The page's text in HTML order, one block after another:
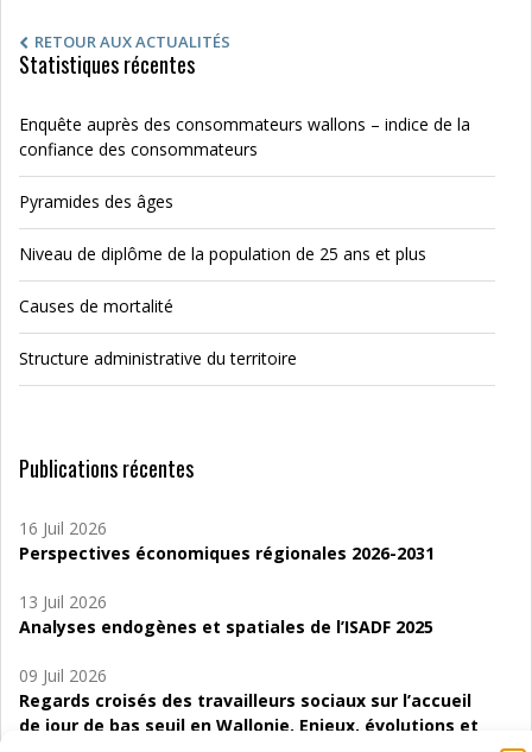
RETOUR AUX ACTUALITÉS
Statistiques récentes
Enquête auprès des consommateurs wallons – indice de la
confiance des consommateurs
Pyramides des âges
Niveau de diplôme de la population de 25 ans et plus
Causes de mortalité
Structure administrative du territoire
Publications récentes
16 Juil 2026
Perspectives économiques régionales 2026-2031
13 Juil 2026
Analyses endogènes et spatiales de l’ISADF 2025
09 Juil 2026
Regards croisés des travailleurs sociaux sur l’accueil
de jour de bas seuil en Wallonie. Enjeux, évolutions et